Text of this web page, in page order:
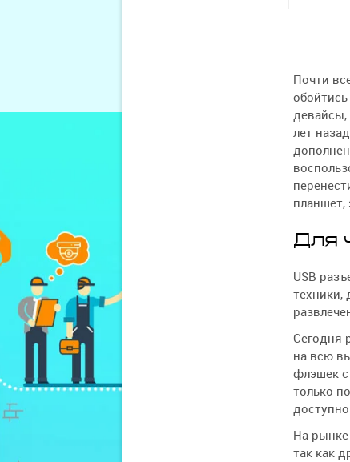
Почти
девайсы,
лет
планшет,
Для
USB
техники,
Сегодня
на всю
флэшек
только
На рынке
так как